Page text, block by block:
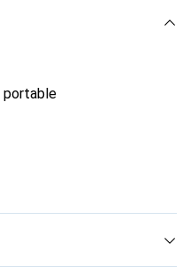
portable